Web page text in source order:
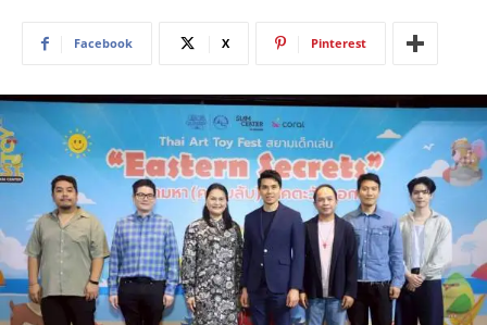
Facebook X Pinterest